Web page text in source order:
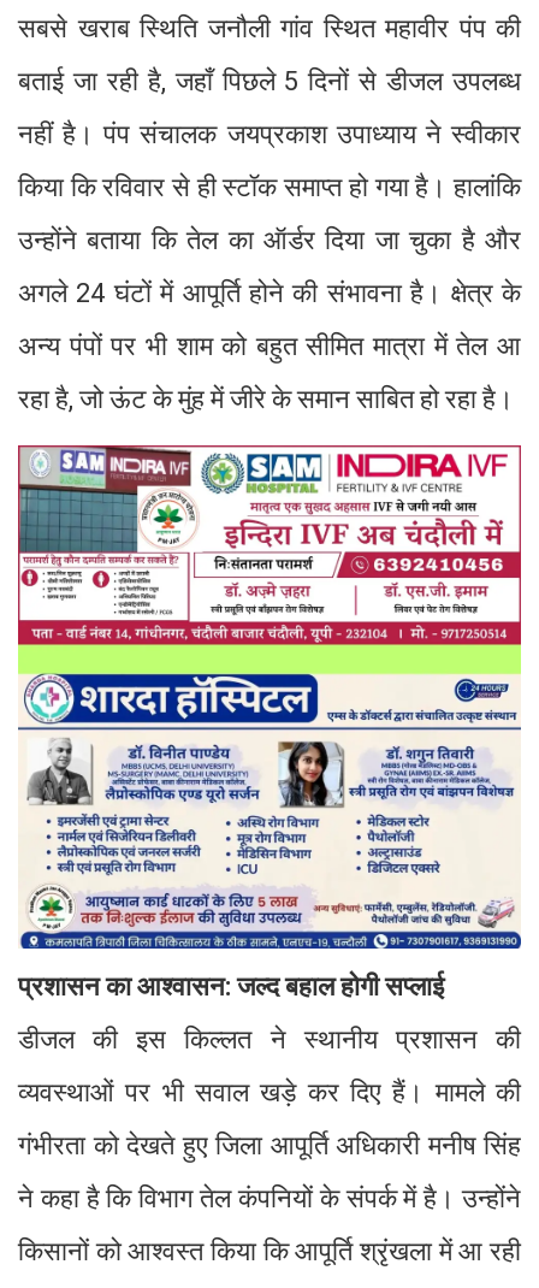
सबसे खराब स्थिति जनौली गांव स्थित महावीर पंप की
बताई जा रही है, जहाँ पिछले 5 दिनों से डीजल उपलब्ध
नहीं है। पंप संचालक जयप्रकाश उपाध्याय ने स्वीकार
किया कि रविवार से ही स्टॉक समाप्त हो गया है। हालांकि
उन्होंने बताया कि तेल का ऑर्डर दिया जा चुका है और
अगले 24 घंटों में आपूर्ति होने की संभावना है। क्षेत्र के
अन्य पंपों पर भी शाम को बहुत सीमित मात्रा में तेल आ
रहा है, जो ऊंट के मुंह में जीरे के समान साबित हो रहा है।
प्रशासन का आश्वासन: जल्द बहाल होगी सप्लाई
डीजल की इस किल्लत ने स्थानीय प्रशासन की
व्यवस्थाओं पर भी सवाल खड़े कर दिए हैं। मामले की
गंभीरता को देखते हुए जिला आपूर्ति अधिकारी मनीष सिंह
ने कहा है कि विभाग तेल कंपनियों के संपर्क में है। उन्होंने
किसानों को आश्वस्त किया कि आपूर्ति श्रृंखला में आ रही